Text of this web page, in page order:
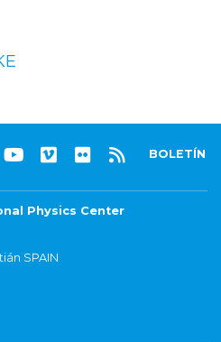
BOLETÍN
Physics Center
SPAIN